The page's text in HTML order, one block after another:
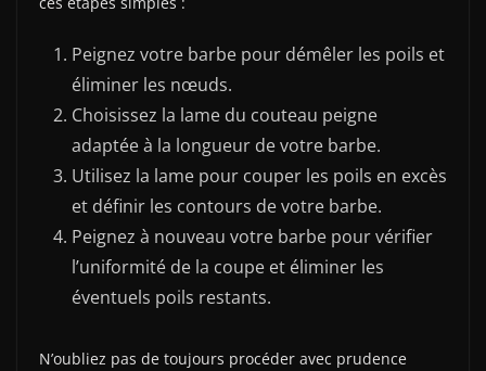
Peignez votre barbe pour démêler les poils et
éliminer les nœuds.
Choisissez la lame du couteau peigne
adaptée à la longueur de votre barbe.
Utilisez la lame pour couper les poils en excès
et définir les contours de votre barbe.
Peignez à nouveau votre barbe pour vérifier
l’uniformité de la coupe et éliminer les
éventuels poils restants.
N’oubliez pas de toujours procéder avec prudence